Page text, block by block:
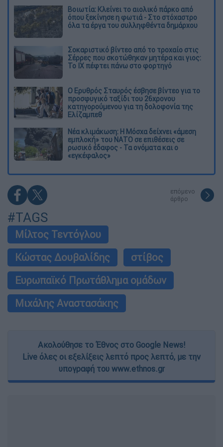
Βοιωτία: Κλείνει το αιολικό πάρκο από
όπου ξεκίνησε η φωτιά - Στο στόχαστρο
όλα τα έργα του συλληφθέντα δημάρχου
Σοκαριστικό βίντεο από το τροχαίο στις
Σέρρες που σκοτώθηκαν μητέρα και γιος:
Το ΙΧ πέφτει πάνω στο φορτηγό
Ο Ερυθρός Σταυρός έσβησε βίντεο για το
προσφυγικό ταξίδι του 26χρονου
κατηγορούμενου για τη δολοφονία της
Ελίζαμπεθ
Νέα κλιμάκωση: Η Μόσχα δείχνει «άμεση
εμπλοκή» του ΝΑΤΟ σε επιθέσεις σε
ρωσικό έδαφος - Τα ονόματα και ο
«εγκέφαλος»
επόμενο
άρθρο
#TAGS
Μίλτος Τεντόγλου
Κώστας Δουβαλίδης
στίβος
Ευρωπαϊκό Πρωτάθλημα ομάδων
Μιχάλης Αναστασάκης
Ακολούθησε το Έθνος στο Google News!
Live όλες οι εξελίξεις λεπτό προς λεπτό, με την
υπογραφή του www.ethnos.gr